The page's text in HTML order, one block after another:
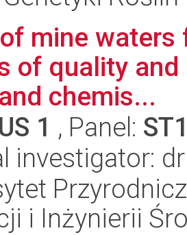
mine
of quality
chemis...
1 , Panel:
investigator:
i Inżynierii